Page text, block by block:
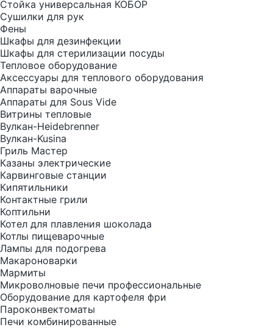
Стойка универсальная КОБОР
Сушилки для рук
Фены
Шкафы для дезинфекции
Шкафы для стерилизации посуды
Тепловое оборудование
Аксессуары для теплового оборудования
Аппараты варочные
Аппараты для Sous Vide
Витрины тепловые
Вулкан-Heidebrenner
Вулкан-Kusina
Гриль Мастер
Казаны электрические
Карвинговые станции
Кипятильники
Контактные грили
Коптильни
Котел для плавления шоколада
Котлы пищеварочные
Лампы для подогрева
Макароноварки
Мармиты
Микроволновые печи профессиональные
Оборудование для картофеля фри
Пароконвектоматы
Печи комбинированные